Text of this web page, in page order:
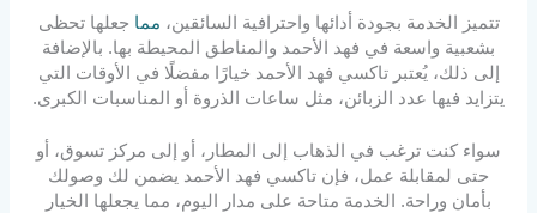
تتميز الخدمة بجودة أدائها واحترافية السائقين، مما جعلها تحظى
بشعبية واسعة في فهد الأحمد والمناطق المحيطة بها. بالإضافة
إلى ذلك، يُعتبر تاكسي فهد الأحمد خيارًا مفضلًا في الأوقات التي
يتزايد فيها عدد الزبائن، مثل ساعات الذروة أو المناسبات الكبرى.
سواء كنت ترغب في الذهاب إلى المطار، أو إلى مركز تسوق، أو
حتى لمقابلة عمل، فإن تاكسي فهد الأحمد يضمن لك وصولك
بأمان وراحة. الخدمة متاحة على مدار اليوم، مما يجعلها الخيار